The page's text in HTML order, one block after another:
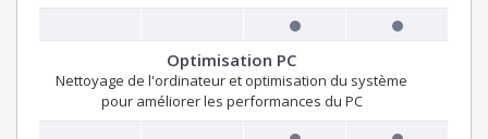
Optimisation PC
Nettoyage de l'ordinateur et optimisation du système
pour améliorer les performances du PC